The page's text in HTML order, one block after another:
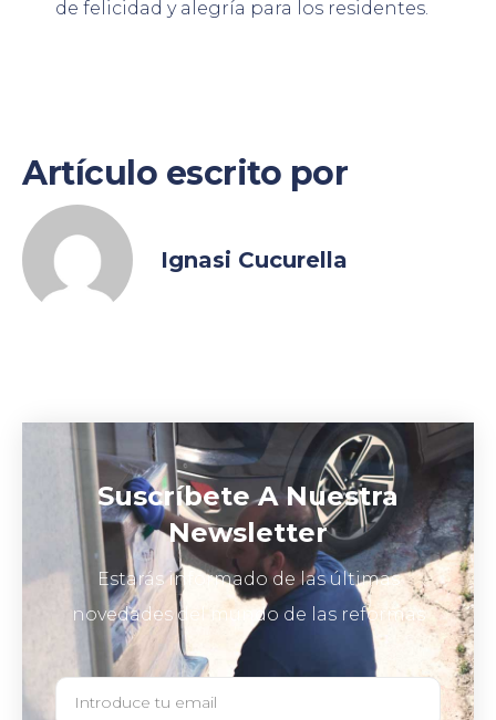
de felicidad y alegría para los residentes.
Artículo escrito por
Ignasi Cucurella
Suscríbete A Nuestra
Newsletter
Estarás informado de las últimas
novedades del mundo de las reformas